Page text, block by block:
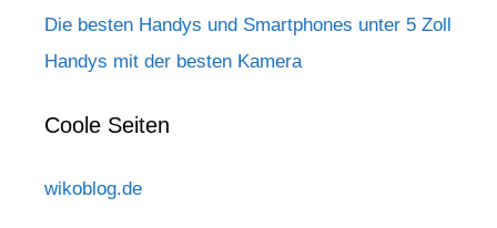
Die besten Handys und Smartphones unter 5 Zoll
Handys mit der besten Kamera
Coole Seiten
wikoblog.de